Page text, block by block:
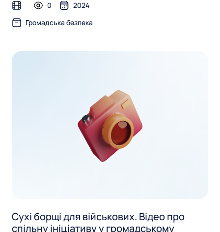
video 0
2024
Громадська безпека
Сухі борщі для військових. Відео про
спільну ініціативу у громадському